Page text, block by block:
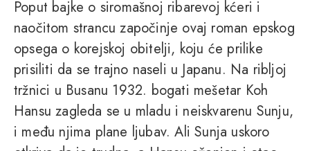
Poput bajke o siromašnoj ribarevoj kćeri i
naočitom strancu započinje ovaj roman epskog
opsega o korejskoj obitelji, koju će prilike
prisiliti da se trajno naseli u Japanu. Na ribljoj
tržnici u Busanu 1932. bogati mešetar Koh
Hansu zagleda se u mladu i neiskvarenu Sunju,
i među njima plane ljubav. Ali Sunja uskoro